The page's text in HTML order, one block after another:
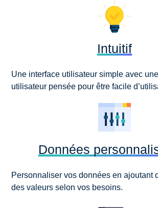
Intuitif
Une interface utilisateur simple avec
utilisateur pensée pour être facile
Données
Personnaliser vos données en ajoutant
des valeurs selon vos besoins.